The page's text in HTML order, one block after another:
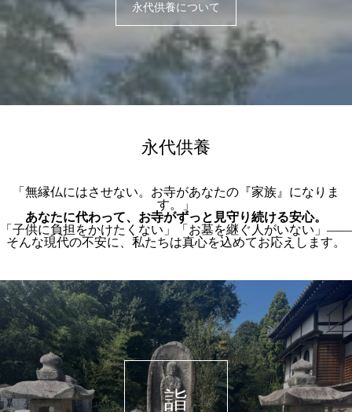
永代供養について
永代供養
「無縁仏にはさせない。お寺があなたの『家族』になりま
す。」
あなたに代わって、お寺がずっと見守り続ける安心。
「子供に負担をかけたくない」「お墓を継ぐ人がいない」——
そんな現代の不安に、私たちは真心を込めてお応えします。
詣